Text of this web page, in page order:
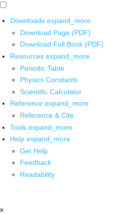
Downloads expand_more
Download Page (PDF)
Download Full Book (PDF)
Resources expand_more
Periodic Table
Physics Constants
Scientific Calculator
Reference expand_more
Reference & Cite
Tools expand_more
Help expand_more
Get Help
Feedback
Readability
x